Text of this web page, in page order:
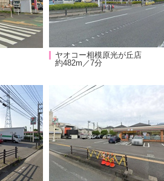
ヤオコー相模原光が丘店
約482m／7分